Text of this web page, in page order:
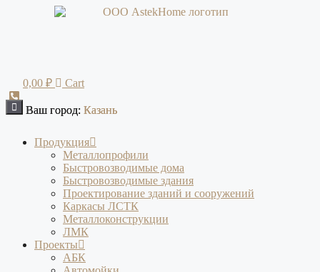
0,00 ₽ Cart
Продукция
Металлопрофили
Быстровозводимые дома
Быстровозводимые здания
Проектирование зданий и сооружений
Каркасы ЛСТК
Металлоконструкции
ЛМК
Проекты
АБК
Ваш город: Казань
Ваш город: Казань